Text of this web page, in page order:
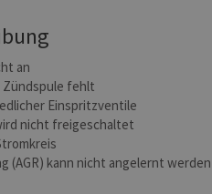
an
fehlt
Einspritzventile
nicht freigeschaltet
(AGR) kann nicht angelernt werden